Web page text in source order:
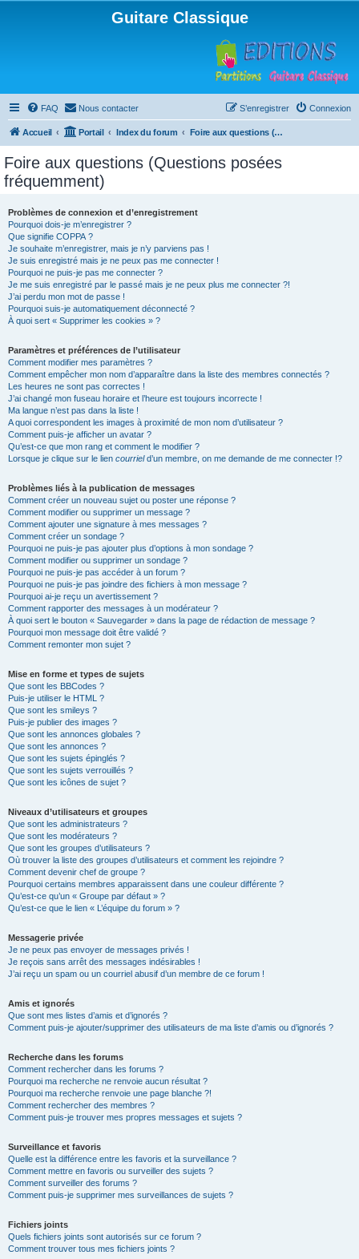
Guitare Classique
FAQ Nous contacter Connexion
S’enregistrer
Accueil Portail Index du forum Foire aux questions (Questions posées fréquemment)
Foire aux questions (Questions posées
fréquemment)
Problèmes de connexion et d’enregistrement
Pourquoi dois-je m’enregistrer ?
Que signifie COPPA ?
Je souhaite m’enregistrer, mais je n’y parviens pas !
Je suis enregistré mais je ne peux pas me connecter !
Pourquoi ne puis-je pas me connecter ?
Je me suis enregistré par le passé mais je ne peux plus me connecter ?!
J’ai perdu mon mot de passe !
Pourquoi suis-je automatiquement déconnecté ?
À quoi sert « Supprimer les cookies » ?
Paramètres et préférences de l’utilisateur
Comment modifier mes paramètres ?
Comment empêcher mon nom d’apparaître dans la liste des membres connectés ?
Les heures ne sont pas correctes !
J’ai changé mon fuseau horaire et l’heure est toujours incorrecte !
Ma langue n’est pas dans la liste !
A quoi correspondent les images à proximité de mon nom d’utilisateur ?
Comment puis-je afficher un avatar ?
Qu’est-ce que mon rang et comment le modifier ?
Lorsque je clique sur le lien courrield’un membre, on me demande de me connecter !?
Problèmes liés à la publication de messages
Comment créer un nouveau sujet ou poster une réponse ?
Comment modifier ou supprimer un message ?
Comment ajouter une signature à mes messages ?
Comment créer un sondage ?
Pourquoi ne puis-je pas ajouter plus d’options à mon sondage ?
Comment modifier ou supprimer un sondage ?
Pourquoi ne puis-je pas accéder à un forum ?
Pourquoi ne puis-je pas joindre des fichiers à mon message ?
Pourquoi ai-je reçu un avertissement ?
Comment rapporter des messages à un modérateur ?
À quoi sert le bouton « Sauvegarder » dans la page de rédaction de message ?
Pourquoi mon message doit être validé ?
Comment remonter mon sujet ?
Mise en forme et types de sujets
Que sont les BBCodes ?
Puis-je utiliser le HTML ?
Que sont les smileys ?
Puis-je publier des images ?
Que sont les annonces globales ?
Que sont les annonces ?
Que sont les sujets épinglés ?
Que sont les sujets verrouillés ?
Que sont les icônes de sujet ?
Niveaux d’utilisateurs et groupes
Que sont les administrateurs ?
Que sont les modérateurs ?
Que sont les groupes d’utilisateurs ?
Où trouver la liste des groupes d’utilisateurs et comment les rejoindre ?
Comment devenir chef de groupe ?
Pourquoi certains membres apparaissent dans une couleur différente ?
Qu’est-ce qu’un « Groupe par défaut » ?
Qu’est-ce que le lien « L’équipe du forum » ?
Messagerie privée
Je ne peux pas envoyer de messages privés !
Je reçois sans arrêt des messages indésirables !
J’ai reçu un spam ou un courriel abusif d’un membre de ce forum !
Amis et ignorés
Que sont mes listes d’amis et d’ignorés ?
Comment puis-je ajouter/supprimer des utilisateurs de ma liste d’amis ou d’ignorés ?
Recherche dans les forums
Comment rechercher dans les forums ?
Pourquoi ma recherche ne renvoie aucun résultat ?
Pourquoi ma recherche renvoie une page blanche ?!
Comment rechercher des membres ?
Comment puis-je trouver mes propres messages et sujets ?
Surveillance et favoris
Quelle est la différence entre les favoris et la surveillance ?
Comment mettre en favoris ou surveiller des sujets ?
Comment surveiller des forums ?
Comment puis-je supprimer mes surveillances de sujets ?
Fichiers joints
Quels fichiers joints sont autorisés sur ce forum ?
Comment trouver tous mes fichiers joints ?